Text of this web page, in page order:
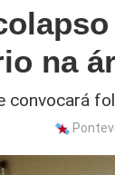
na
convocará